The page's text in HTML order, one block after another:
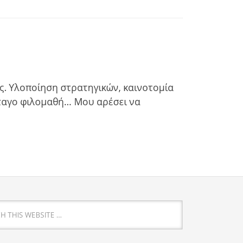
Υλοποίηση στρατηγικών, καινοτομία
φιλομαθή… Μου αρέσει να